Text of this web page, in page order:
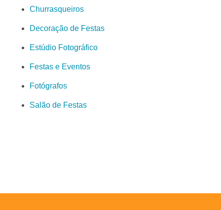
Churrasqueiros
Decoração de Festas
Estúdio Fotográfico
Festas e Eventos
Fotógrafos
Salão de Festas